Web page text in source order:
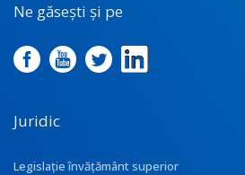
Ne găsești și pe
Juridic
Legislație învățământ superior